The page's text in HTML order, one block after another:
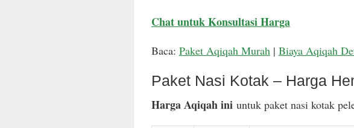
Chat untuk Konsultasi Harga
Baca: Paket Aqiqah Murah| Biaya Aqiqah
Paket Nasi Kotak – Harga
Harga Aqiqah iniuntuk paket nasi kotak